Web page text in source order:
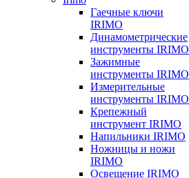
Гаечные ключи
IRIMO
Динамометрические
инструменты IRIMO
Зажимные
инструменты IRIMO
Измерительные
инструменты IRIMO
Крепежный
инструмент IRIMO
Напильники IRIMO
Ножницы и ножи
IRIMO
Освещение IRIMO